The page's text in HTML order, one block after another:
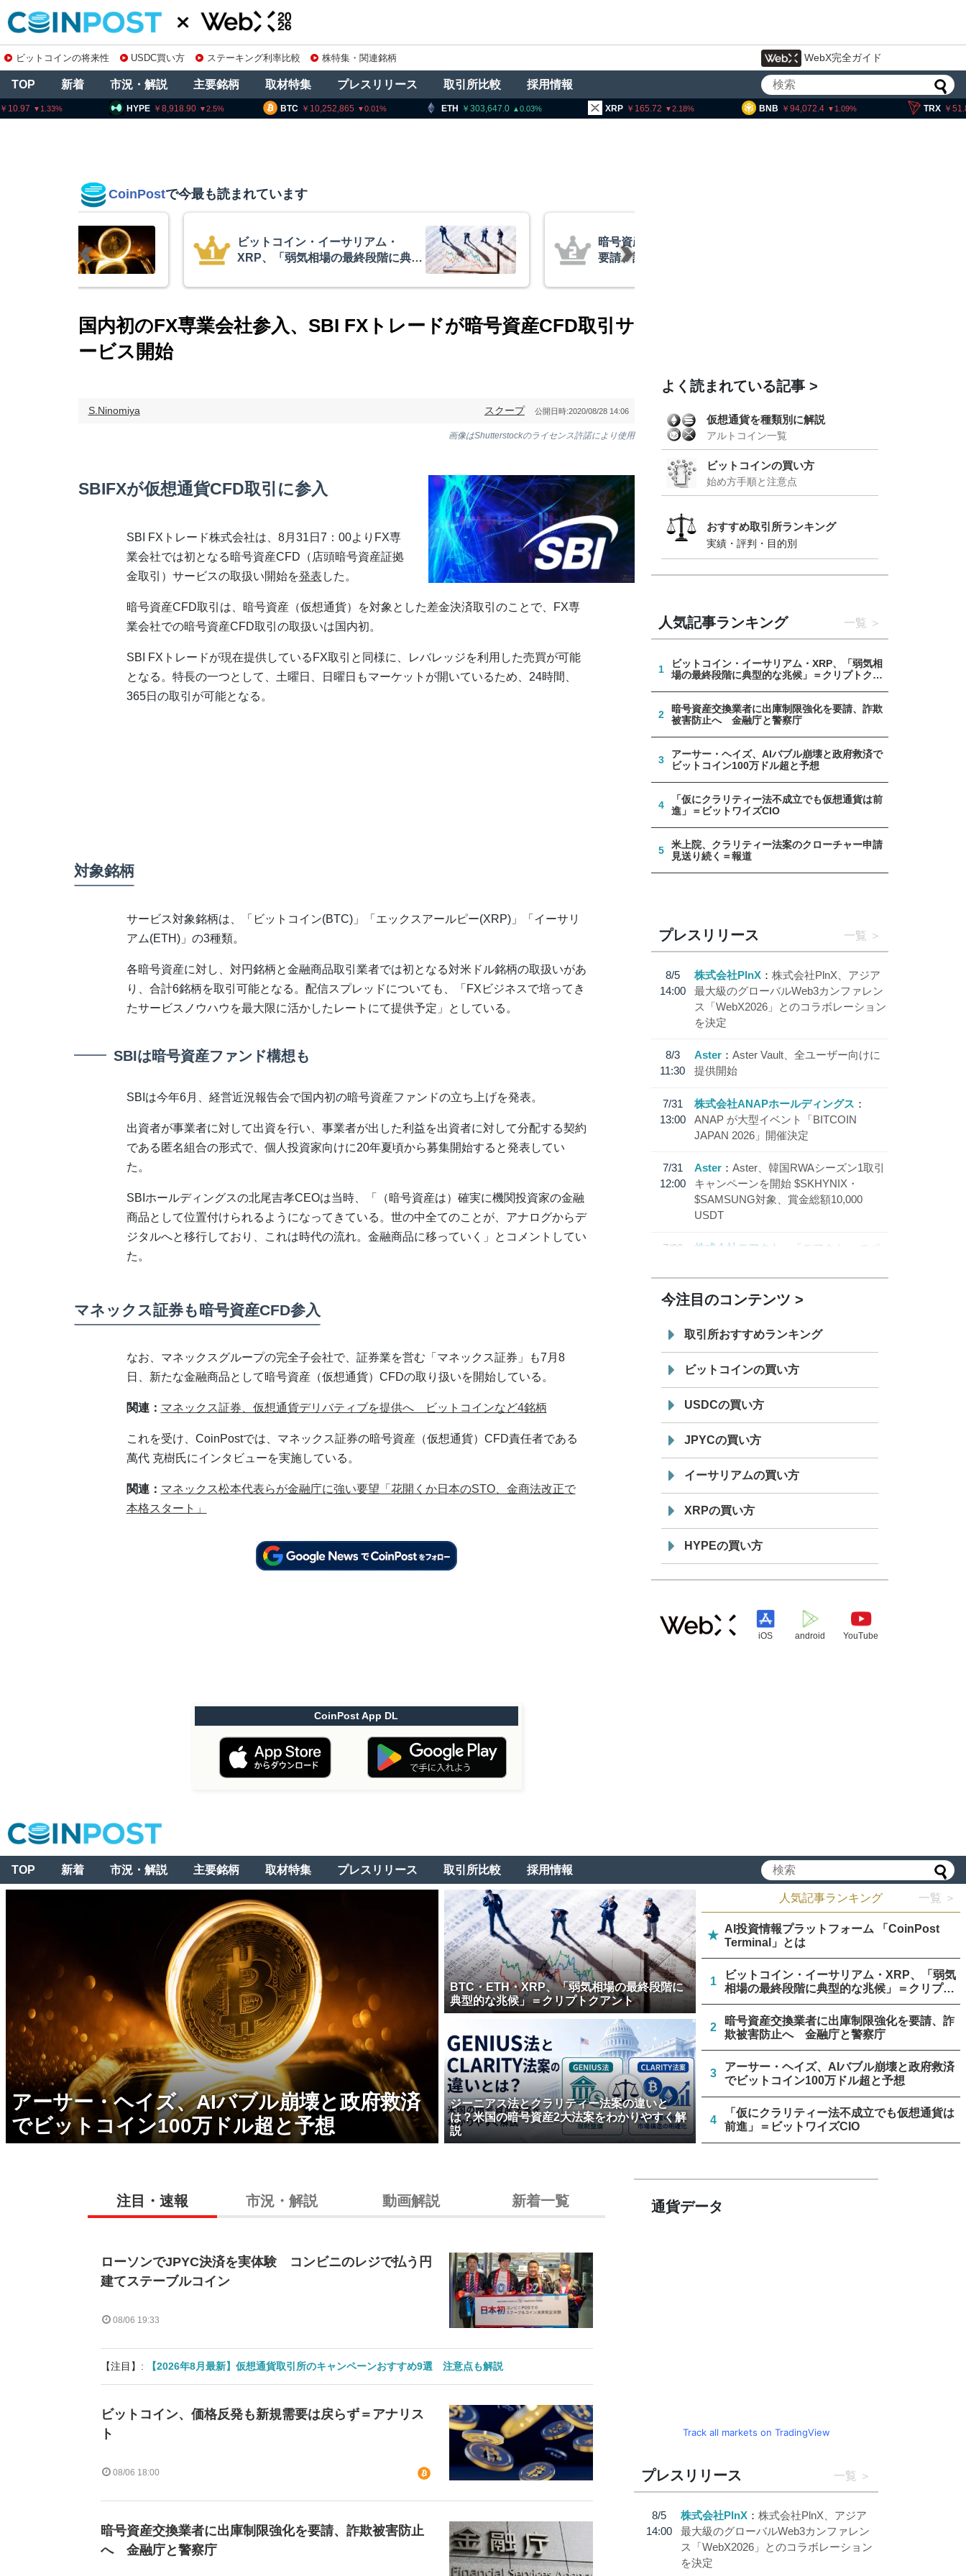
ビットコインの将来性 USDC買い方 ステーキング利率比較 株特集・関連銘柄 WebX完全ガイド
TOP 新着 市況・解説 主要銘柄 取材特集 プレスリリース 取引所比較 採用情報
BTC 10,252,865 0.01 ETH 303,647.0 XRP 165.72 BNB 94,072.4 TRX 51.88
HYPE 8,918.90
CoinPostで今最も読まれています
暗号資産交換業者に出庫制限強化を
要請、詐欺被害防止へ 金融庁と警
アーサー・ヘイズ、AIバブル崩壊と
政府救済でビットコイン100万ドル
国内初のFX専業会社参入、SBI FXトレードが暗号資産CFD取引サ
ービス開始
S.Ninomiya スクープ 公開日時:2020/08/28 14:06
画像はShutterstockのライセンス許諾により使用
SBIFXが仮想通貨CFD取引に参入
SBI FXトレード株式会社は、8月31日7：00よりFX専
業会社では初となる暗号資産CFD（店頭暗号資産証拠
金取引）サービスの取扱い開始を発表 した。
暗号資産CFD取引は、暗号資産（仮想通貨）を対象とした差金決済取引のことで、FX専
業会社での暗号資産CFD取引の取扱いは国内初。
SBI FXトレードが現在提供しているFX取引と同様に、レバレッジを利用した売買が可能
となる。特長の一つとして、土曜日、日曜日もマーケットが開いているため、24時間、
365日の取引が可能となる。
対象銘柄
サービス対象銘柄は、「ビットコイン(BTC)」「エックスアールピー(XRP)」「イーサリ
アム(ETH)」の3種類。
各暗号資産に対し、対円銘柄と金融商品取引業者では初となる対米ドル銘柄の取扱いがあ
り、合計6銘柄を取引可能となる。配信スプレッドについても、「FXビジネスで培ってき
たサービスノウハウを最大限に活かしたレートにて提供予定」としている。
SBIは暗号資産ファンド構想も
SBIは今年6月、経営近況報告会で国内初の暗号資産ファンドの立ち上げを発表。
出資者が事業者に対して出資を行い、事業者が出した利益を出資者に対して分配する契約
である匿名組合の形式で、個人投資家向けに20年夏頃から募集開始すると発表してい
た。
SBIホールディングスの北尾吉孝CEOは当時、「（暗号資産は）確実に機関投資家の金融
商品として位置付けられるようになってきている。世の中全てのことが、アナログからデ
ジタルへと移行しており、これは時代の流れ。金融商品に移っていく」とコメントしてい
た。
マネックス証券も暗号資産CFD参入
なお、マネックスグループの完全子会社で、証券業を営む「マネックス証券」も7月8
日、新たな金融商品として暗号資産（仮想通貨）CFDの取り扱いを開始している。
関連： マネックス証券、仮想通貨デリバティブを提供へ ビットコインなど4銘柄
これを受け、CoinPostでは、マネックス証券の暗号資産（仮想通貨）CFD責任者である
萬代 克樹氏にインタビューを実施している。
関連： マネックス松本代表らが金融庁に強い要望「花開くか日本のSTO、金商法改正で
本格スタート」
CoinPost App DL
よく読まれている記事
仮想通貨を種類別に解説
アルトコイン一覧
ビットコインの買い方
始め方手順と注意点
おすすめ取引所ランキング
実績・評判・目的別
人気記事ランキング 一覧
1
ビットコイン・イーサリアム・XRP、「弱気相
場の最終段階に典型的な兆候」＝クリプトクア
2
暗号資産交換業者に出庫制限強化を要請、詐欺
被害防止へ 金融庁と警察庁
3
アーサー・ヘイズ、AIバブル崩壊と政府救済で
ビットコイン100万ドル超と予想
4
「仮にクラリティー法不成立でも仮想通貨は前
進」＝ビットワイズCIO
5
米上院、クラリティー法案のクローチャー申請
見送り続く＝報道
プレスリリース 一覧
8/5
14:00
株式会社PlnX
株式会社PlnX、アジア
最大級のグローバルWeb3カンファレン
ス「WebX2026」とのコラボレーション
を決定
8/3
11:30
Aster
Aster Vault、全ユーザー向けに
提供開始
7/31
13:00
株式会社ANAPホールディングス
ANAP が大型イベント「BITCOIN
JAPAN 2026」開催決定
7/31
12:00
Aster
Aster、韓国RWAシーズン1取引
キャンペーンを開始 $SKHYNIX・
$SAMSUNG対象、賞金総額10,000
USDT
7/30
株式会社モアクト
「モアクト」 のポ
「 JPYC」を追加
19:30
てステーブルコイン「JPYSC」徹底解
説セミナーを開催
今注目のコンテンツ
取引所おすすめランキング
ビットコインの買い方
USDCの買い方
JPYCの買い方
イーサリアムの買い方
XRPの買い方
HYPEの買い方
iOS android YouTube
TOP 新着 市況・解説 主要銘柄 取材特集 プレスリリース 取引所比較 採用情報
アーサー・ヘイズ、AIバブル崩壊と政府救済
でビットコイン100万ドル超と予想
BTC・ETH・XRP、「弱気相場の最終段階に
典型的な兆候」＝クリプトクアント
ジーニアス法とクラリティー法案の違いと
は？米国の暗号資産2大法案をわかりやすく解
説
人気記事ランキング 一覧 ＞
★
AI投資情報プラットフォーム 「CoinPost
Terminal」とは
1
ビットコイン・イーサリアム・XRP、「弱気
相場の最終段階に典型的な兆候」＝クリプト
クアント
2
暗号資産交換業者に出庫制限強化を要請、詐
欺被害防止へ 金融庁と警察庁
3
アーサー・ヘイズ、AIバブル崩壊と政府救済
でビットコイン100万ドル超と予想
4
「仮にクラリティー法不成立でも仮想通貨は
前進」＝ビットワイズCIO
注目・速報 市況・解説 動画解説 新着一覧
ローソンでJPYC決済を実体験 コンビニのレジで払う円
建てステーブルコイン
08/06 19:33
【注目】: 【2026年8月最新】仮想通貨取引所のキャンペーンおすすめ9選 注意点も解説
ビットコイン、価格反発も新規需要は戻らず＝アナリス
ト
08/06 18:00
暗号資産交換業者に出庫制限強化を要請、詐欺被害防止
へ 金融庁と警察庁
通貨データ
Track all markets on TradingView
プレスリリース 一覧
8/5
14:00
株式会社PlnX
株式会社PlnX、アジア
最大級のグローバルWeb3カンファレン
ス「WebX2026」とのコラボレーション
を決定